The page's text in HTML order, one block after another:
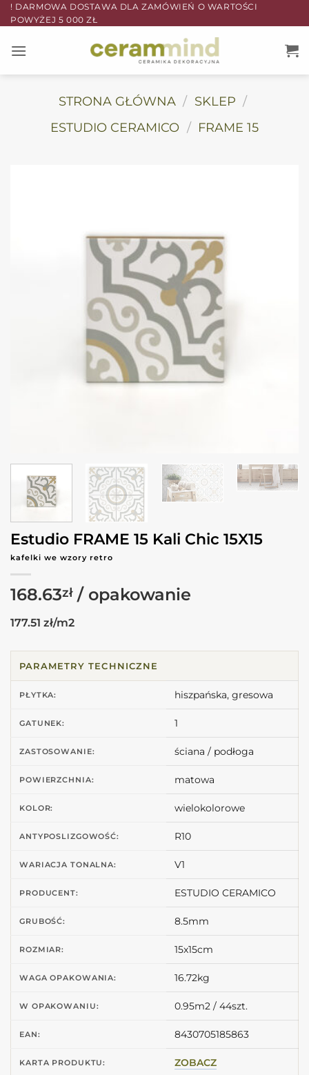
Przewiń
do
! DARMOWA DOSTAWA DLA ZAMÓWIEŃ O WARTOŚCI
POWYŻEJ 5 000 ZŁ
STRONA GŁÓWNA / SKLEP /
ESTUDIO CERAMICO / FRAME 15
Estudio FRAME 15 Kali Chic 15X15
kafelki we wzory retro
168.63zł
177.51 zł/m2
PARAMETRY TECHNICZNE
PŁYTKA: hiszpańska, gresowa
GATUNEK: 1
ZASTOSOWANIE: ściana / podłoga
POWIERZCHNIA: matowa
KOLOR: wielokolorowe
ANTYPOSLIZGOWOŚĆ: R10
WARIACJA TONALNA: V1
PRODUCENT: ESTUDIO CERAMICO
GRUBOŚĆ: 8.5mm
ROZMIAR: 15x15cm
WAGA OPAKOWANIA: 16.72kg
W OPAKOWANIU: 0.95m2 / 44szt.
EAN: 8430705185863
KARTA PRODUKTU: ZOBACZ